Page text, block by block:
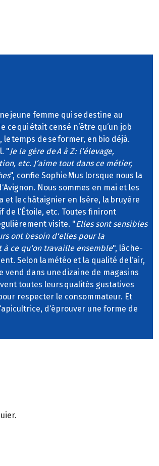
jeune femme qui se destine au
qui était censé n‘être qu‘un job
temps de se former, en bio déjà.
"Je la gère de A à Z : l‘élevage,
etc. J‘aime tout dans ce métier,
", confie Sophie Mus lorsque nous la
Nous sommes en mai et les
et le châtaignier en Isère, la bruyère
de l‘Étoile, etc. Toutes finiront
visite. "Elles sont sensibles
ont besoin d‘elles pour la
ce qu‘on travaille ensemble", lâche-
Selon la météo et la qualité de l‘air,
vend dans une dizaine de magasins
toutes leurs qualités gustatives
respecter le consommateur. Et
d‘éprouver une forme de